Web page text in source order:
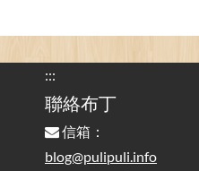
實作相容OpenAI API，但背後不
務 / Implementing OpenAI API-
Powered by OpenAI
:::
聯絡布丁
信箱：
blog@pulipuli.info